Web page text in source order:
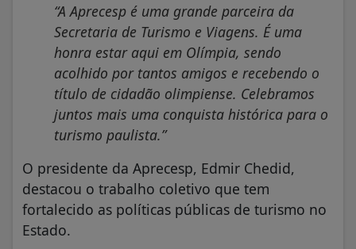
“A Aprecesp é uma grande parceira da
Secretaria de Turismo e Viagens. É uma
honra estar aqui em Olímpia, sendo
acolhido por tantos amigos e recebendo o
título de cidadão olimpiense. Celebramos
juntos mais uma conquista histórica para o
turismo paulista.”
O presidente da Aprecesp, Edmir Chedid,
destacou o trabalho coletivo que tem
fortalecido as políticas públicas de turismo no
Estado.